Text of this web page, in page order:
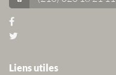
Liens utiles